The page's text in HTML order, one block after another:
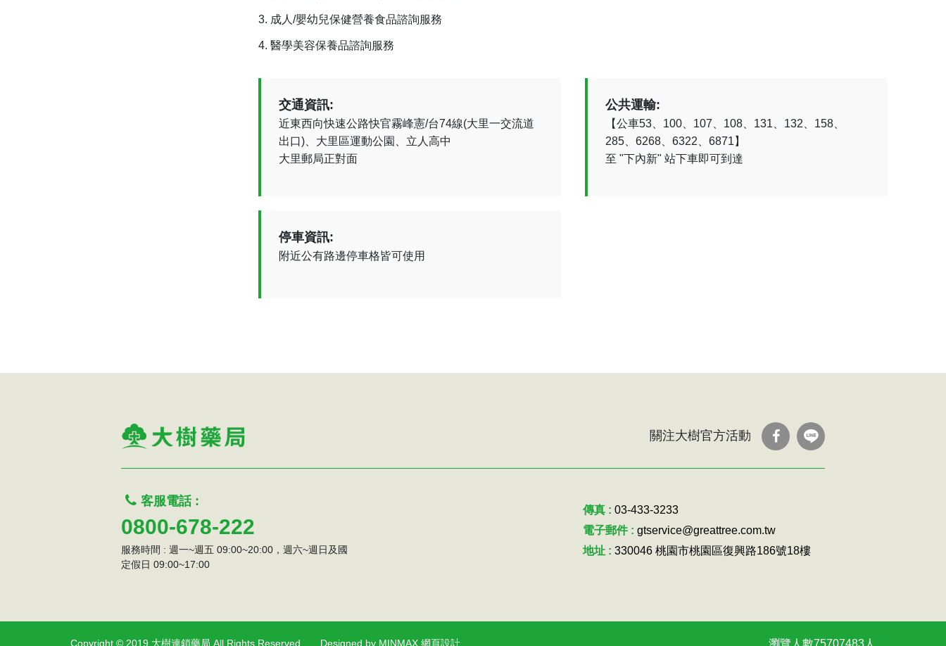
成人/嬰幼兒保健營養食品諮詢服務
醫學美容保養品諮詢服務
交通資訊:
近東西向快速公路快官霧峰憲/台74線(大里一交流道
出口)、大里區運動公園、立人高中
大里郵局正對面
公共運輸:
【公車53、100、107、108、131、132、158、
285、6268、6322、6871】
至 "下內新" 站下車即可到達
停車資訊:
附近公有路邊停車格皆可使用
關注大樹官方活動
客服電話 :
0800-678-222
服務時間 : 週一~週五 09:00~20:00，週六~週日及國
定假日 09:00~17:00
傳真 : 03-433-3233
電子郵件 : gtservice@greattree.com.tw
地址 : 330046 桃園市桃園區復興路186號18樓
Copyright © 2019 大樹連鎖藥局 All Rights Reserved. Designed by MINMAX 網頁設計 瀏覽人數75707483 人